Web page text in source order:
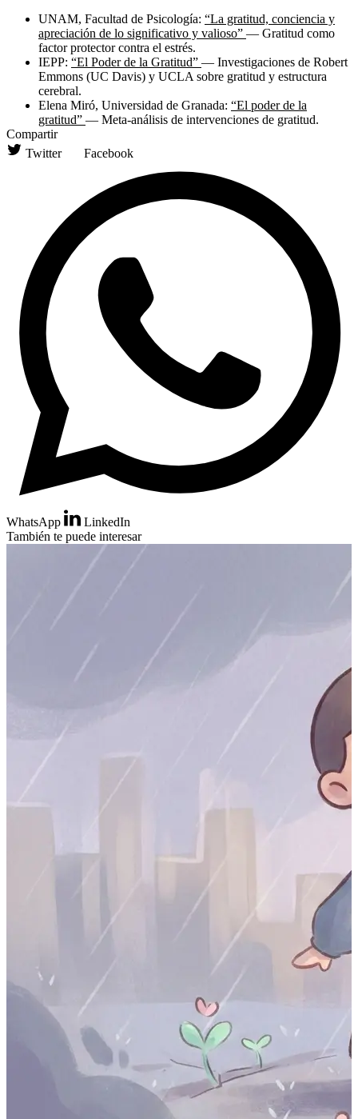
UNAM, Facultad de Psicología: “La gratitud, conciencia y
apreciación de lo significativo y valioso” — Gratitud como
factor protector contra el estrés.
IEPP: “El Poder de la Gratitud” — Investigaciones de Robert
Emmons (UC Davis) y UCLA sobre gratitud y estructura
cerebral.
Elena Miró, Universidad de Granada: “El poder de la
gratitud” — Meta-análisis de intervenciones de gratitud.
Compartir
Twitter
Facebook
WhatsApp
LinkedIn
También te puede interesar